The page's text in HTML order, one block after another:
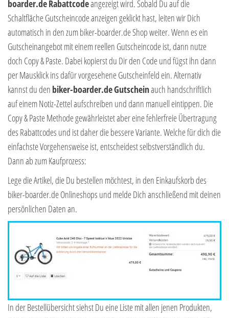
boarder.deRabattcodeangezeigt wird. Sobald Du auf die
Schaltfläche Gutscheincode anzeigen geklickt hast, leiten wir Dich
automatisch in den zum biker-boarder.de Shop weiter. Wenn es ein
Gutscheinangebot mit einem reellen Gutscheincode ist, dann nutze
doch Copy & Paste. Dabei kopierst du Dir den Code und fügst ihn dann
per Mausklick ins dafür vorgesehene Gutscheinfeld ein. Alternativ
kannst du den biker-boarder.deGutscheinauch handschriftlich
auf einem Notiz-Zettel aufschreiben und dann manuell eintippen. Die
Copy & Paste Methode gewährleistet aber eine fehlerfreie Übertragung
des Rabattcodes und ist daher die bessere Variante. Welche für dich die
einfachste Vorgehensweise ist, entscheidest selbstverständlich du.
Dann ab zum Kaufprozess:
Lege die Artikel, die Du bestellen möchtest, in den Einkaufskorb des
biker-boarder.de Onlineshops und melde Dich anschließend mit deinen
persönlichen Daten an.
In der Bestellübersicht siehst Du eine Liste mit allen jenen Produkten,